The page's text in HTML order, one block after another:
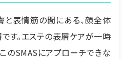
表情筋の間にある、顔全体
す。エステの表層ケアが一時
のSMASにアプローチできな